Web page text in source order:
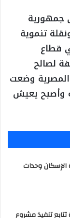
جمهورية
تنموية
قطاع
لصالح
المصرية وضعت
وأصبح يعيش
الإسكان وحدات
تتابع تنفيذ مشروع